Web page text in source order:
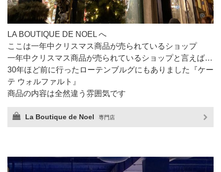
LA BOUTIQUE DE NOEL へ
ここは一年中クリスマス商品が売られているショップ
一年中クリスマス商品が売られているショップと言えば…
30年ほど前に行ったローテンブルグにもありました『ケー
テ ウォルファルト』
商品の内容は全然違う雰囲気です
La Boutique de Noel 専門店